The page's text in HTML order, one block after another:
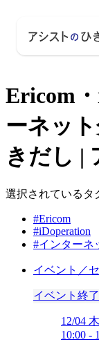
Ericom
ーネッ
きだし |
選択されているタ
#Ericom
#iDoperation
#インターネ
イベント／
イベント終了
12/04 木
10:00 -